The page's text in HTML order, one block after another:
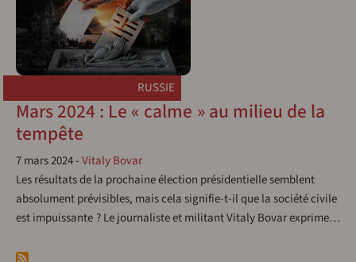
RUSSIE
Mars 2024 : Le « calme » au milieu de la
tempête
7 mars 2024-Vitaly Bovar
Les résultats de la prochaine élection présidentielle semblent
absolument prévisibles, mais cela signifie-t-il que la société civile
est impuissante ? Le journaliste et militant Vitaly Bovar exprime…